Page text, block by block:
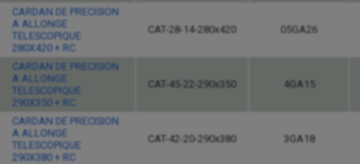
CARDAN DE PRECISION
A ALLONGE
TELESCOPIQUE
280X420 + RC
CAT-28-14-280x420 05GA26
CARDAN DE PRECISION
A ALLONGE
TELESCOPIQUE
290X350 + RC
CAT-45-22-290x350 4GA15
CARDAN DE PRECISION
A ALLONGE
TELESCOPIQUE
290X380 + RC
CAT-42-20-290x380 3GA18